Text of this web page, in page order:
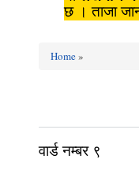
छ । ताजा
Home»
वार्ड न‌म्बर ९